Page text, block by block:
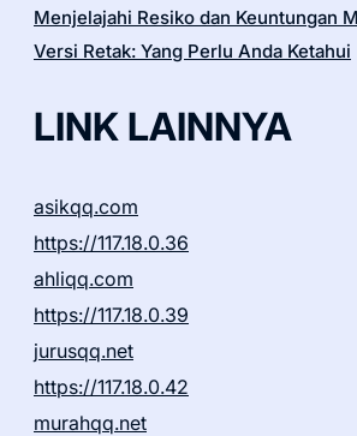
Menjelajahi Resiko dan Keuntungan
Versi Retak: Yang Perlu Anda Ketahui
LINK LAINNYA
asikqq.com
https://117.18.0.36
ahliqq.com
https://117.18.0.39
jurusqq.net
https://117.18.0.42
murahqq.net